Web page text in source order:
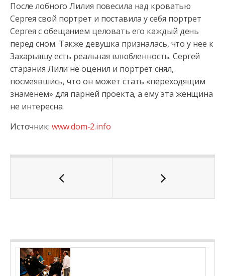
После лобного Лилия повесила над кроватью
Сергея свой портрет и поставила у себя портрет
Сергея с обещанием целовать его каждый день
перед сном. Также девушка призналась, что у нее к
Захарьяшу есть реальная влюбленность. Сергей
старания Лили не оценил и портрет снял,
посмеявшись, что он может стать «переходящим
знаменем» для парней проекта, а ему эта женщина
не интересна.
Источник: www.dom-2.info